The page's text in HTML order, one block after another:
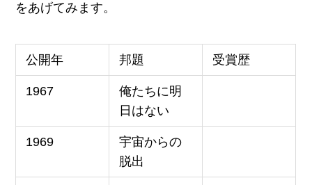
をあげてみます。
公開年 邦題 受賞歴
1967
俺たちに明
日はない
1969
宇宙からの
脱出